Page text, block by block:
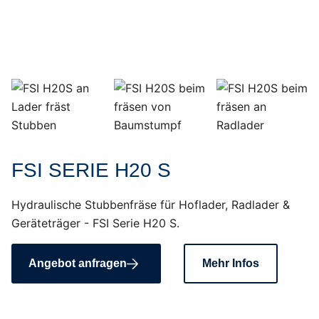
FSI SERIE H20 S
Hydraulische Stubbenfräse für Hoflader, Radlader &
Geräteträger - FSI Serie H20 S.
Angebot anfragen Mehr Infos